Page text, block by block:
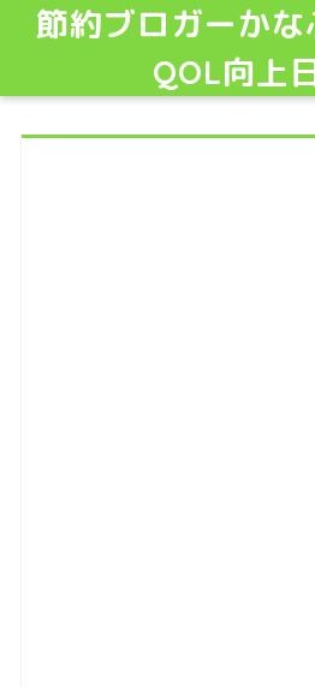
節約ブロガーか
QOL向上